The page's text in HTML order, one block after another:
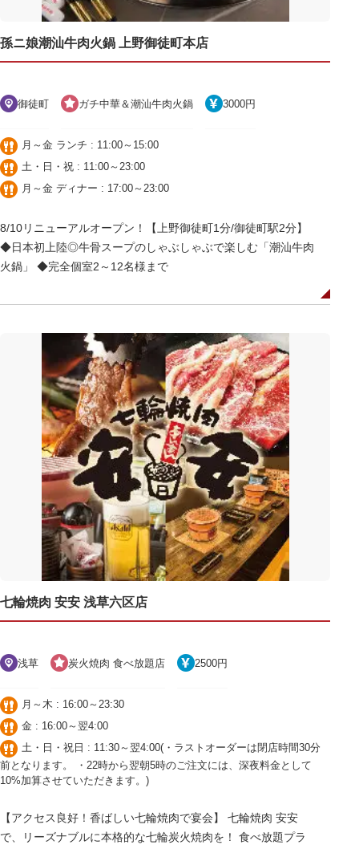
孫ニ娘潮汕牛肉火鍋 上野御徒町本店
御徒町 ガチ中華＆潮汕牛肉火鍋 3000円
月～金 ランチ : 11:00～15:00
土・日・祝 : 11:00～23:00
月～金 ディナー : 17:00～23:00
8/10リニューアルオープン！【上野御徒町1分/御徒町駅2分】
◆日本初上陸◎牛骨スープのしゃぶしゃぶで楽しむ「潮汕牛肉
火鍋」 ◆完全個室2～12名様まで
七輪焼肉 安安 浅草六区店
浅草 炭火焼肉 食べ放題店 2500円
月～木 : 16:00～23:30
金 : 16:00～翌4:00
土・日・祝日 : 11:30～翌4:00(・ラストオーダーは閉店時間30分
前となります。 ・22時から翌朝5時のご注文には、深夜料金として
10%加算させていただきます。)
【アクセス良好！香ばしい七輪焼肉で宴会】 七輪焼肉 安安
で、リーズナブルに本格的な七輪炭火焼肉を！ 食べ放題プラ